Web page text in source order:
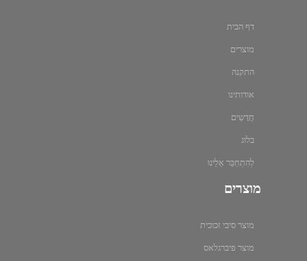
דף הבית
מוצרים
התקנה
אודותינו
חֲדָשִים
בלוג
לְהִתְחַבֵּר אֵלֵינוּ
מוצרים
מוצר סיבי זכוכית
מוצר פיברגלאס